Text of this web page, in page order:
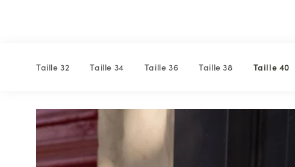
Taille 32 Taille 34 Taille 36 Taille 38 Taille 40